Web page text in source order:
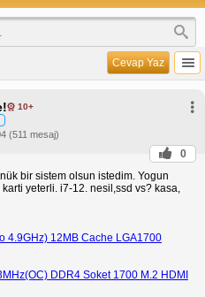
Cevap Yaz
10+
(511 mesaj)
0
bir sistem olsun istedim. Yogun
yeterli. i7-12. nesil,ssd vs? kasa,
4.9GHz) 12MB Cache LGA1700
DDR4 Soket 1700 M.2 HDMI